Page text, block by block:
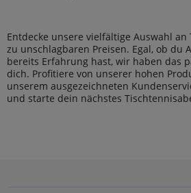
Entdecke unsere vielfältige Auswahl
zu unschlagbaren Preisen. Egal, ob du
bereits Erfahrung hast, wir haben das
dich. Profitiere von unserer hohen
unserem ausgezeichneten
und starte dein nächstes